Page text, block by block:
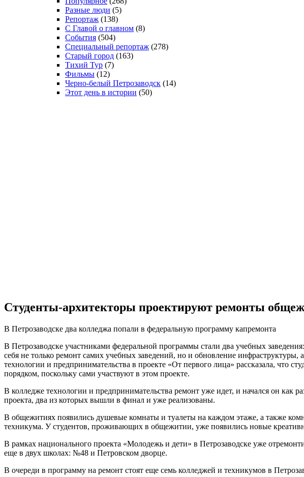
Разные люди (5)
Репортаж (138)
С Главой о главном (8)
События (504)
Специальный репортаж (278)
Старый город (163)
Тихий Тур (7)
Фильмы (12)
Черно-белый Петрозаводск (14)
Этот день в истории (50)
Студенты-архитекторы проектируют ремонты
В Петрозаводске два колледжа попали в федеральную программу капремонта
В Петрозаводске участниками федеральной программы стали два учебных
себя не только ремонт самих учебных заведений, но и обновление
технологии и предпринимательства в проекте «От первого лица» рассказала, что
порядком, поскольку сами участвуют в этом проекте.
В колледже технологии и предпринимательства ремонт уже идет, и начался он как
проекта, два из которых вышли в финал и уже реализованы.
В общежитиях появились душевые комнаты и туалеты на каждом этаже, а также
техникума. У студентов, проживающих в общежитии, уже появились новые
В рамках национального проекта «Молодежь и дети» в Петрозаводске уже
еще в двух школах: №48 и Петровском дворце.
В очереди в программу на ремонт стоят еще семь колледжей и техникумов в